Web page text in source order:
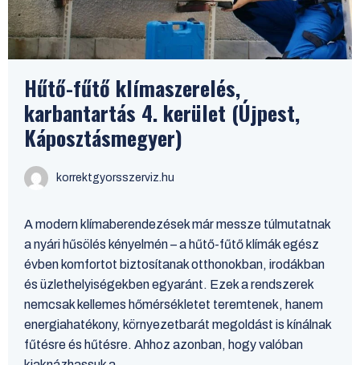
Hűtő-fűtő klímaszerelés,
karbantartás 4. kerület (Újpest,
Káposztásmegyer)
korrektgyorsszerviz.hu
A modern klímaberendezések már messze túlmutatnak
a nyári hűsölés kényelmén – a hűtő-fűtő klímák egész
évben komfortot biztosítanak otthonokban, irodákban
és üzlethelyiségekben egyaránt. Ezek a rendszerek
nemcsak kellemes hőmérsékletet teremtenek, hanem
energiahatékony, környezetbarát megoldást is kínálnak
fűtésre és hűtésre. Ahhoz azonban, hogy valóban